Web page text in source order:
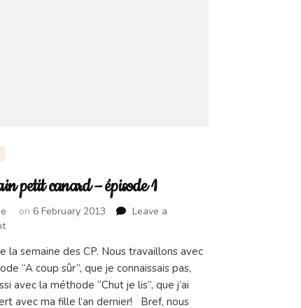
petit canard – épisode 1
on 6 February 2013
Leave a
on
vilain
petit
canard
–
la semaine des CP. Nous travaillons avec
“A coup sûr”, que je connaissais pas,
avec la méthode “Chut je lis”, que j’ai
avec ma fille l’an dernier! Bref, nous